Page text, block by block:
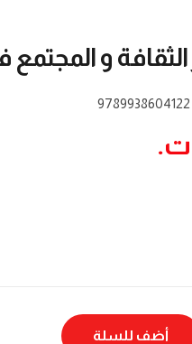
الثقافة و
9789938604122
أضف للسلة